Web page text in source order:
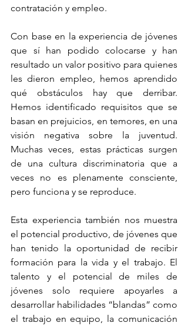
contratación y empleo.
Con base en la experiencia de jóvenes
que sí han podido colocarse y han
resultado un valor positivo para quienes
les dieron empleo, hemos aprendido
qué obstáculos hay que derribar.
Hemos identificado requisitos que se
basan en prejuicios, en temores, en una
visión negativa sobre la juventud.
Muchas veces, estas prácticas surgen
de una cultura discriminatoria que a
veces no es plenamente consciente,
pero funciona y se reproduce.
Esta experiencia también nos muestra
el potencial productivo, de jóvenes que
han tenido la oportunidad de recibir
formación para la vida y el trabajo. El
talento y el potencial de miles de
jóvenes solo requiere apoyarles a
desarrollar habilidades “blandas” como
el trabajo en equipo, la comunicación